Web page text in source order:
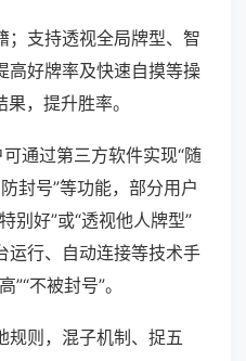
；支持透视全局牌型、智
高好牌率及快速自摸等操
，提升胜率。
通过第三方软件实现“随
封号”等功能，部分用户
别好”或“透视他人牌型”
运行、自动连接等技术手
不被封号”。
规则，混子机制、捉五